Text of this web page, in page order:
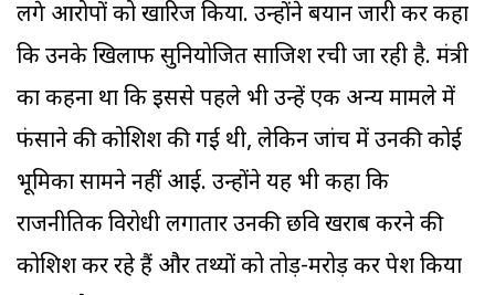
लगे आरोपों को खारिज किया. उन्होंने बयान जारी कर कहा
कि उनके खिलाफ सुनियोजित साजिश रची जा रही है. मंत्री
का कहना था कि इससे पहले भी उन्हें एक अन्य मामले में
फंसाने की कोशिश की गई थी, लेकिन जांच में उनकी कोई
भूमिका सामने नहीं आई. उन्होंने यह भी कहा कि
राजनीतिक विरोधी लगातार उनकी छवि खराब करने की
कोशिश कर रहे हैं और तथ्यों को तोड़-मरोड़ कर पेश किया